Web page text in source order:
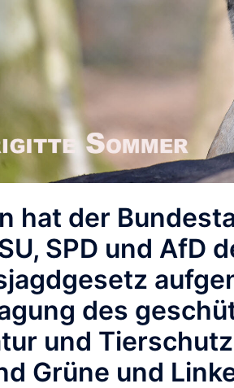
hat der
SPD und AfD
des
und
Grüne und